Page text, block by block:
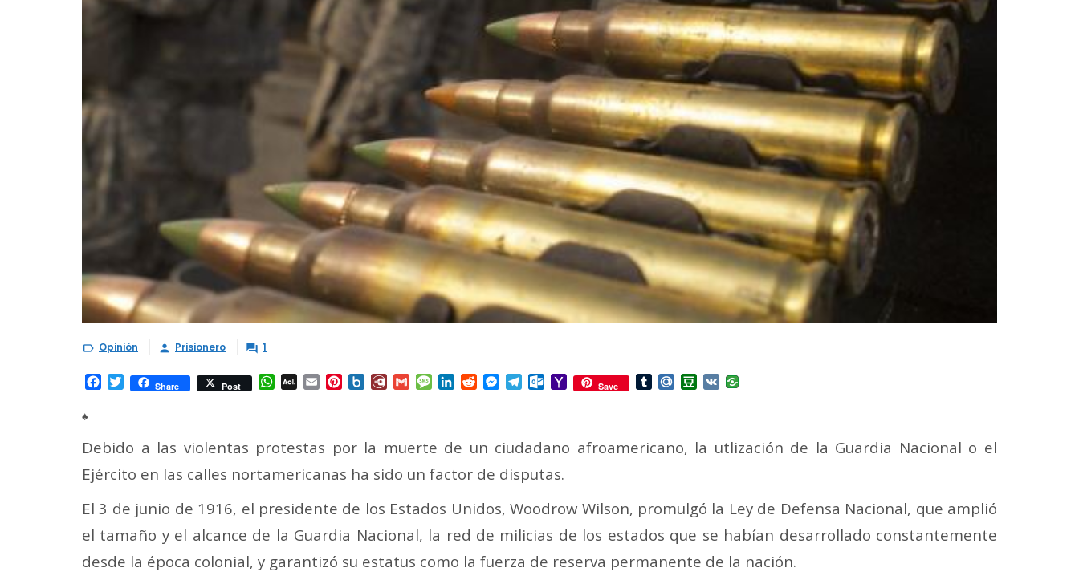
 Opinión  Prisionero  1
Facebook
TwitterShare Post WhatsApp
AOL EmailPinterest
Box.netDiary.Ru
GmailMessage
LinkedIn
RedditMessenger
Telegram
Outlook.com
Yahoo
Mail
Save TumblrMail.RuDouban
VK
♠
Debido a las violentas protestas por la muerte de un ciudadano afroamericano, la utlización de la Guardia Nacional o el
Ejército en las calles nortamericanas ha sido un factor de disputas.
El 3 de junio de 1916, el presidente de los Estados Unidos, Woodrow Wilson, promulgó la Ley de Defensa Nacional, que amplió
el tamaño y el alcance de la Guardia Nacional, la red de milicias de los estados que se habían desarrollado constantemente
desde la época colonial, y garantizó su estatus como la fuerza de reserva permanente de la nación.